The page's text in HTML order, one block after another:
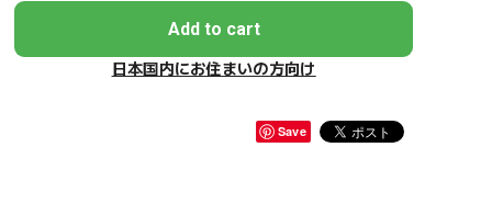
Add to cart
日本国内にお住まいの方向け
Save